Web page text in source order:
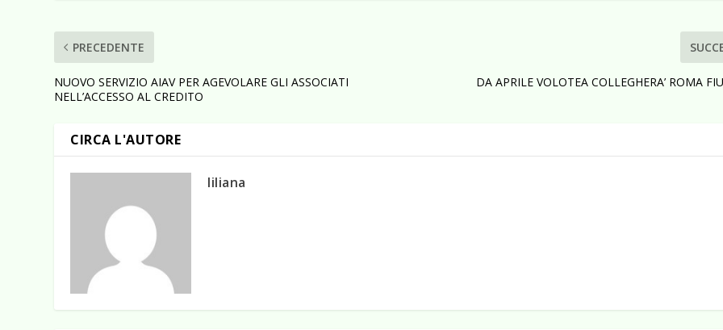
PRECEDENTE
NUOVO SERVIZIO AIAV PER AGEVOLARE GLI ASSOCIATI
NELL’ACCESSO AL CREDITO
DA APRILE VOLOTEA COLLEGHERA’ ROMA
CIRCA L'AUTORE
liliana